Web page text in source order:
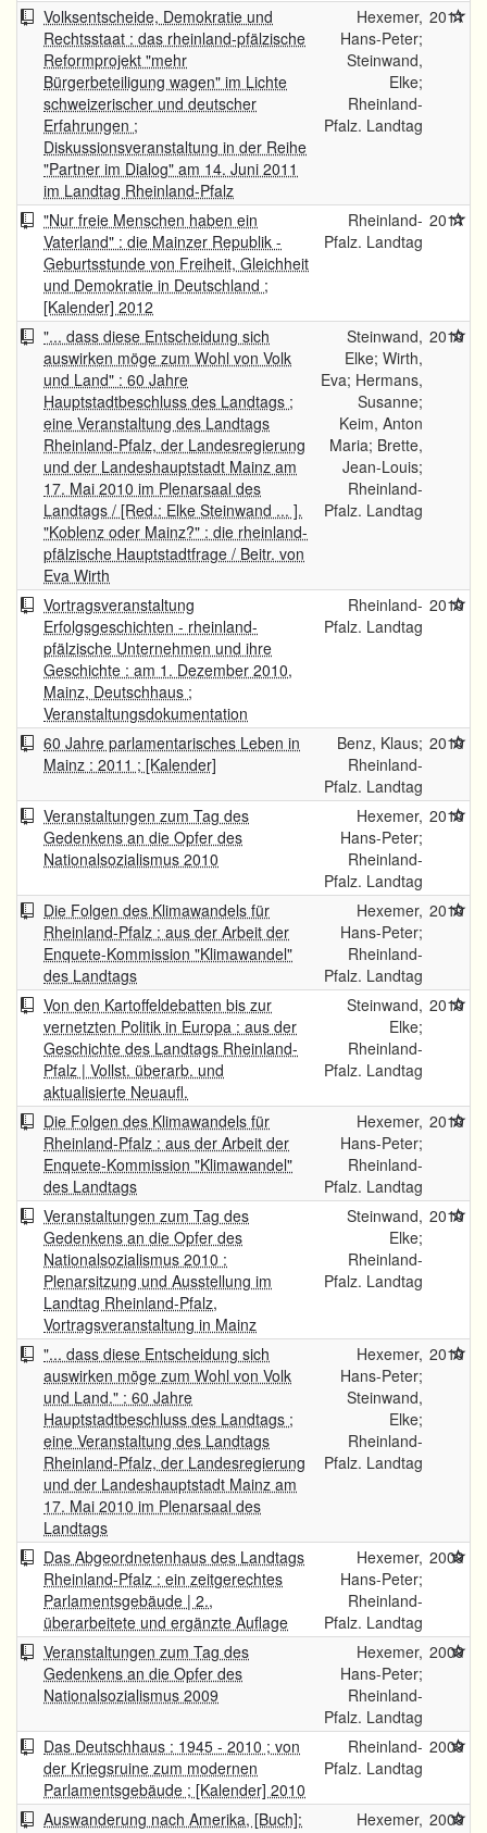
Volksentscheide, Demokratie und
Rechtsstaat : das rheinland-pfälzische
Reformprojekt "mehr
Bürgerbeteiligung wagen" im Lichte
schweizerischer und deutscher
Erfahrungen ;
Diskussionsveranstaltung in der Reihe
"Partner im Dialog" am 14. Juni 2011
im Landtag Rheinland-Pfalz
Hexemer,
Hans-Peter;
Steinwand,
Elke;
Rheinland-
Pfalz. Landtag
2011
"Nur freie Menschen haben ein
Vaterland" : die Mainzer Republik -
Geburtsstunde von Freiheit, Gleichheit
und Demokratie in Deutschland ;
[Kalender] 2012
Rheinland-
Pfalz. Landtag
2011
"... dass diese Entscheidung sich
auswirken möge zum Wohl von Volk
und Land" : 60 Jahre
Hauptstadtbeschluss des Landtags ;
eine Veranstaltung des Landtags
Rheinland-Pfalz, der Landesregierung
und der Landeshauptstadt Mainz am
17. Mai 2010 im Plenarsaal des
Landtags / [Red.: Elke Steinwand ... ].
"Koblenz oder Mainz?" : die rheinland-
pfälzische Hauptstadtfrage / Beitr. von
Eva Wirth
Steinwand,
Elke; Wirth,
Eva; Hermans,
Susanne;
Keim, Anton
Maria; Brette,
Jean-Louis;
Rheinland-
Pfalz. Landtag
2010
Vortragsveranstaltung
Erfolgsgeschichten - rheinland-
pfälzische Unternehmen und ihre
Geschichte : am 1. Dezember 2010,
Mainz, Deutschhaus ;
Veranstaltungsdokumentation
Rheinland-
Pfalz. Landtag
2010
60 Jahre parlamentarisches Leben in
Mainz : 2011 ; [Kalender]
Benz, Klaus;
Rheinland-
Pfalz. Landtag
2010
Veranstaltungen zum Tag des
Gedenkens an die Opfer des
Nationalsozialismus 2010
Hexemer,
Hans-Peter;
Rheinland-
Pfalz. Landtag
2010
Die Folgen des Klimawandels für
Rheinland-Pfalz : aus der Arbeit der
Enquete-Kommission "Klimawandel"
des Landtags
Hexemer,
Hans-Peter;
Rheinland-
Pfalz. Landtag
2010
Von den Kartoffeldebatten bis zur
vernetzten Politik in Europa : aus der
Geschichte des Landtags Rheinland-
Pfalz | Vollst. überarb. und
aktualisierte Neuaufl.
Steinwand,
Elke;
Rheinland-
Pfalz. Landtag
2010
Die Folgen des Klimawandels für
Rheinland-Pfalz : aus der Arbeit der
Enquete-Kommission "Klimawandel"
des Landtags
Hexemer,
Hans-Peter;
Rheinland-
Pfalz. Landtag
2010
Veranstaltungen zum Tag des
Gedenkens an die Opfer des
Nationalsozialismus 2010 :
Plenarsitzung und Ausstellung im
Landtag Rheinland-Pfalz,
Vortragsveranstaltung in Mainz
Steinwand,
Elke;
Rheinland-
Pfalz. Landtag
2010
"... dass diese Entscheidung sich
auswirken möge zum Wohl von Volk
und Land." : 60 Jahre
Hauptstadtbeschluss des Landtags ;
eine Veranstaltung des Landtags
Rheinland-Pfalz, der Landesregierung
und der Landeshauptstadt Mainz am
17. Mai 2010 im Plenarsaal des
Landtags
Hexemer,
Hans-Peter;
Steinwand,
Elke;
Rheinland-
Pfalz. Landtag
2010
Das Abgeordnetenhaus des Landtags
Rheinland-Pfalz : ein zeitgerechtes
Parlamentsgebäude | 2.,
überarbeitete und ergänzte Auflage
Hexemer,
Hans-Peter;
Rheinland-
Pfalz. Landtag
2009
Veranstaltungen zum Tag des
Gedenkens an die Opfer des
Nationalsozialismus 2009
Hexemer,
Hans-Peter;
Rheinland-
Pfalz. Landtag
2009
Das Deutschhaus : 1945 - 2010 ; von
der Kriegsruine zum modernen
Parlamentsgebäude ; [Kalender] 2010
Rheinland-
Pfalz. Landtag
2009
Auswanderung nach Amerika, [Buch]:
Hexemer, 2009